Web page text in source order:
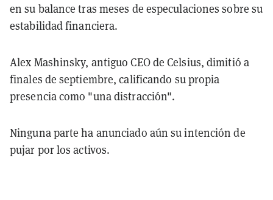
en su balance tras meses de especulaciones sobre su
estabilidad financiera.
Alex Mashinsky, antiguo CEO de Celsius, dimitió a
finales de septiembre, calificando su propia
presencia como "una distracción".
Ninguna parte ha anunciado aún su intención de
pujar por los activos.